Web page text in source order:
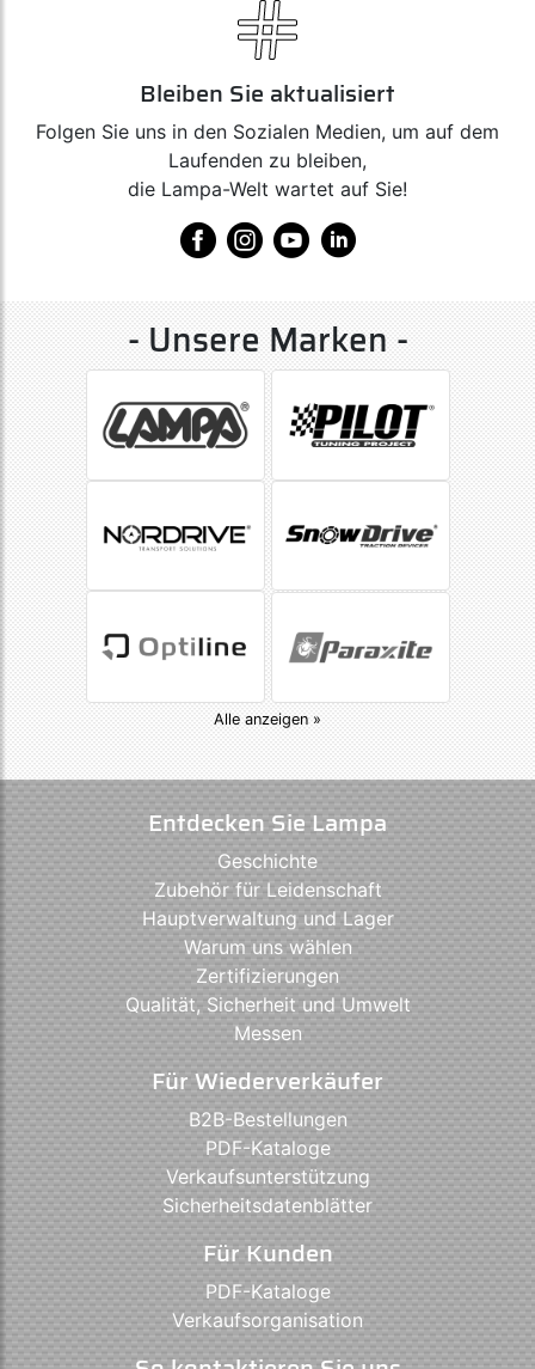
Bleiben Sie aktualisiert
Folgen Sie uns in den Sozialen Medien, um auf dem
Laufenden zu bleiben,
die Lampa-Welt wartet auf Sie!
- Unsere Marken -
Alle anzeigen »
Entdecken Sie Lampa
Geschichte
Zubehör für Leidenschaft
Hauptverwaltung und Lager
Warum uns wählen
Zertifizierungen
Qualität, Sicherheit und Umwelt
Messen
Für Wiederverkäufer
B2B-Bestellungen
PDF-Kataloge
Verkaufsunterstützung
Sicherheitsdatenblätter
Für Kunden
PDF-Kataloge
Verkaufsorganisation